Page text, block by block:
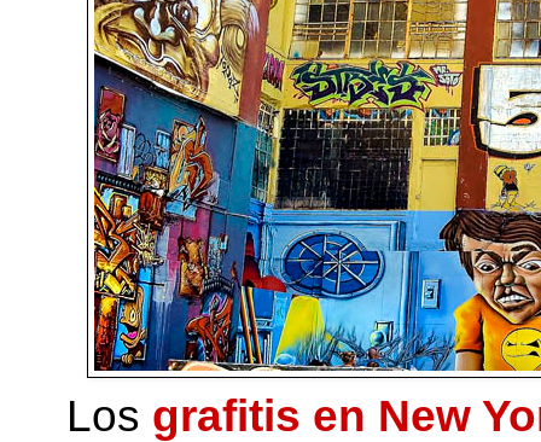
Los grafitis en New